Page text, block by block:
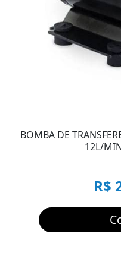
BOMBA DE
12L/
R$